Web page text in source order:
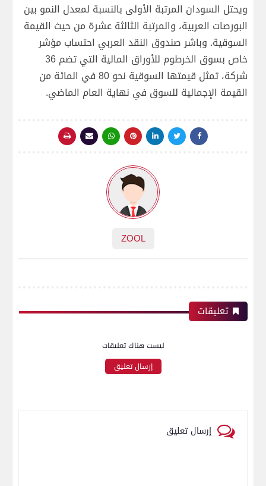
ويحتل السودان المرتبة الأولى بالنسبة لمعدل النمو بين
البورصات العربية، والمرتبة الثالثة عشرة من حيث القيمة
السوقية. وباشر صندوق النقد العربي احتساب مؤشر
خاص بسوق الخرطوم للأوراق المالية التي تضم 36
شركة، تمثل قيمتها السوقية نحو 80 في المائة من
القيمة الإجمالية للسوق في نهاية العام الماضي.
ZOOL
تعليقات
ليست هناك تعليقات
إرسال تعليق
إرسال تعليق